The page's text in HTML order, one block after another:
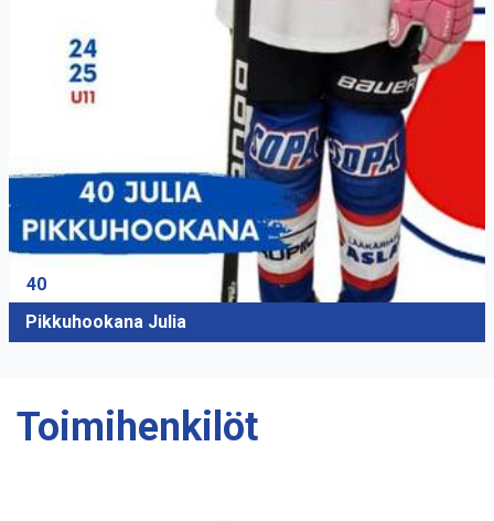
40
Pikkuhookana Julia
Toimihenkilöt